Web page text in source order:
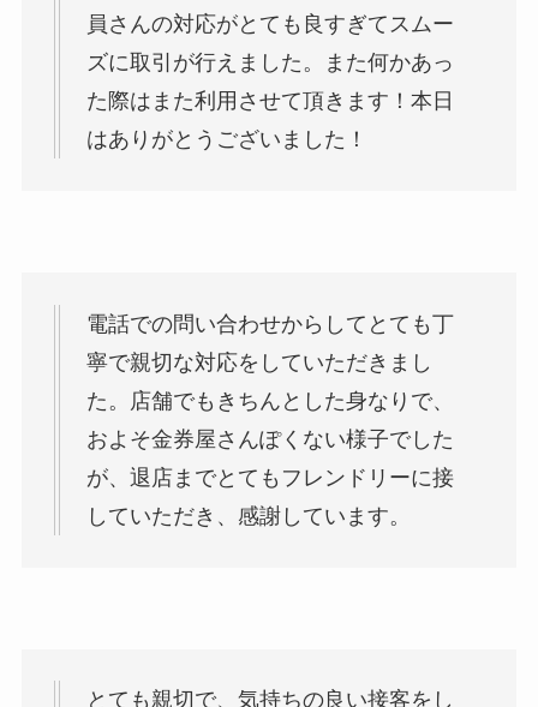
員さんの対応がとても良すぎてスムー
ズに取引が行えました。また何かあっ
た際はまた利用させて頂きます！本日
はありがとうございました！
電話での問い合わせからしてとても丁
寧で親切な対応をしていただきまし
た。店舗でもきちんとした身なりで、
およそ金券屋さんぽくない様子でした
が、退店までとてもフレンドリーに接
していただき、感謝しています。
とても親切で、気持ちの良い接客をし